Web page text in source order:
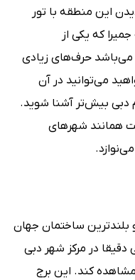
این منطقه با تور
که یکی از
حرف‌های زیادی
می‌توانید در آن
دبی بیش‌تر آشنا شوید.
همانند شهرهای
بلندترین ساختمان جهان
در مرکز شهر دبی
مشاهده کند. این برج